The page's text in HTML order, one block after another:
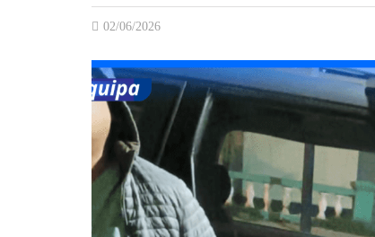
02/06/2026